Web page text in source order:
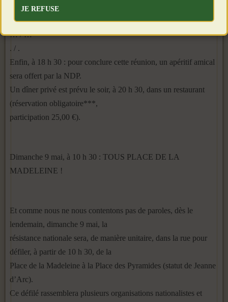
- Robert Spieler, Délégué général de la Nouvelle Droite
Populaire
… / …
. / .
Enfin, à 18 h 30 : pour conclure cette réunion, un apéritif amical
sera offert par la NDP.
Un dîner privé est prévu le soir, à 20 h 30, dans un restaurant
(réservation obligatoire***,
participation 25,00 €).
Dimanche 9 mai, à 10 h 30 : TOUS PLACE DE LA
MADELEINE !
Et comme nous ne nous contentons pas de paroles, dès le
lendemain, dimanche 9 mai, la
résistance nationale sera, de manière unitaire, dans la rue pour
défiler, à partir de 10 h 30, de la
Place de la Madeleine à la Place des Pyramides (statut de Jeanne
d’Arc).
Ce défilé rassemblera plusieurs organisations nationalistes et
JE REFUSE